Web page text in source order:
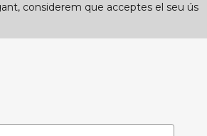
considerem que acceptes el seu ús